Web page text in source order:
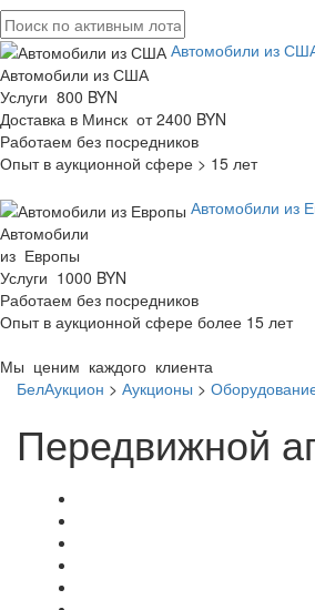
Автомобили из
Автомобили из США
Услуги 800 BYN
Доставка в Минск от 2400 BYN
Работаем без посредников
Опыт в аукционной сфере > 15 лет
Автомобили из
Автомобили
из Европы
Услуги 1000 BYN
Работаем без посредников
Опыт в аукционной сфере более 15 лет
Мы ценим каждого клиента
БелАукцион > Аукционы >
Передвижной